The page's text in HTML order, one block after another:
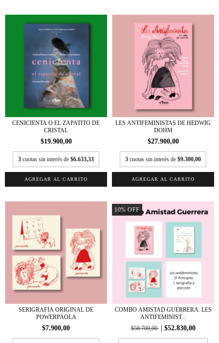
CENICIENTA O EL ZAPATITO DE
CRISTAL
$19.900,00
3 cuotas sin interés de $6.633,33
LES ANTIFEMINISTAS DE HEDWIG
DOHM
$27.900,00
3 cuotas sin interés de $9.300,00
SERIGRAFÍA ORIGINAL DE
POWERPAOLA
$7.900,00
10%OFF
COMBO AMISTAD GUERRERA: LES
ANTIFEMINIST...
$58.700,00
$52.830,00